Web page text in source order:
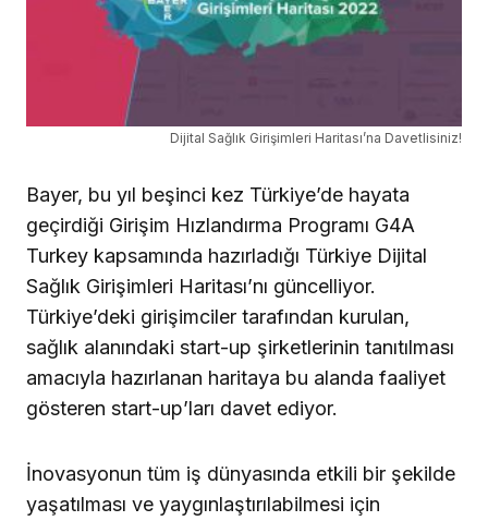
Dijital Sağlık Girişimleri Haritası’na Davetlisiniz!
Bayer, bu yıl beşinci kez Türkiye’de hayata
geçirdiği Girişim Hızlandırma Programı G4A
Turkey kapsamında hazırladığı Türkiye Dijital
Sağlık Girişimleri Haritası’nı güncelliyor.
Türkiye’deki girişimciler tarafından kurulan,
sağlık alanındaki start-up şirketlerinin tanıtılması
amacıyla hazırlanan haritaya bu alanda faaliyet
gösteren start-up’ları davet ediyor.
İnovasyonun tüm iş dünyasında etkili bir şekilde
yaşatılması ve yaygınlaştırılabilmesi için